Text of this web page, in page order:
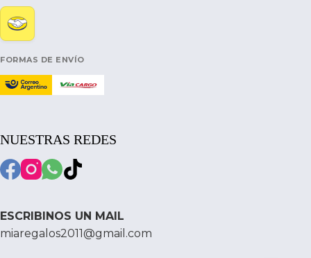
FORMAS DE ENVÍO
NUESTRAS REDES
ESCRIBINOS UN MAIL
miaregalos2011@gmail.com